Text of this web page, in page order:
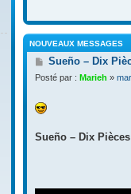
NOUVEAUX MESSAGES
M
s
a
g
Sueño – Dix
Posté par : Marieh »
Sueño – Dix